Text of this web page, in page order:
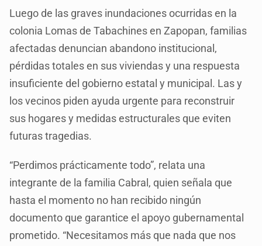
Luego de las graves inundaciones ocurridas en la
colonia Lomas de Tabachines en Zapopan, familias
afectadas denuncian abandono institucional,
pérdidas totales en sus viviendas y una respuesta
insuficiente del gobierno estatal y municipal. Las y
los vecinos piden ayuda urgente para reconstruir
sus hogares y medidas estructurales que eviten
futuras tragedias.
“Perdimos prácticamente todo”, relata una
integrante de la familia Cabral, quien señala que
hasta el momento no han recibido ningún
documento que garantice el apoyo gubernamental
prometido. “Necesitamos más que nada que nos